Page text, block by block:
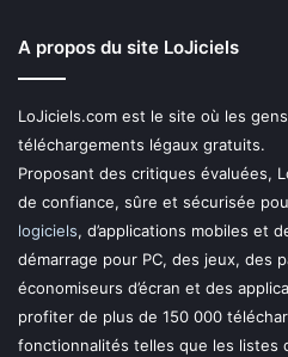
A propos du site LoJiciels
LoJiciels.com est le site où les
téléchargements légaux gratuits.
Proposant des critiques évaluées,
de confiance, sûre et sécurisée
logiciels, d’applications mobiles et
démarrage pour PC, des jeux, des
économiseurs d’écran et des
profiter de plus de 150 000
fonctionnalités telles que les listes